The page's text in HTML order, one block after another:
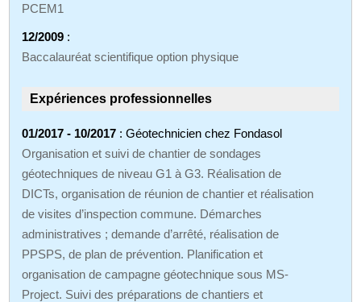
PCEM1
12/2009 :
Baccalauréat scientifique option physique
Expériences professionnelles
01/2017 - 10/2017 : Géotechnicien chez Fondasol
Organisation et suivi de chantier de sondages
géotechniques de niveau G1 à G3. Réalisation de
DICTs, organisation de réunion de chantier et réalisation
de visites d’inspection commune. Démarches
administratives ; demande d’arrêté, réalisation de
PPSPS, de plan de prévention. Planification et
organisation de campagne géotechnique sous MS-
Project. Suivi des préparations de chantiers et